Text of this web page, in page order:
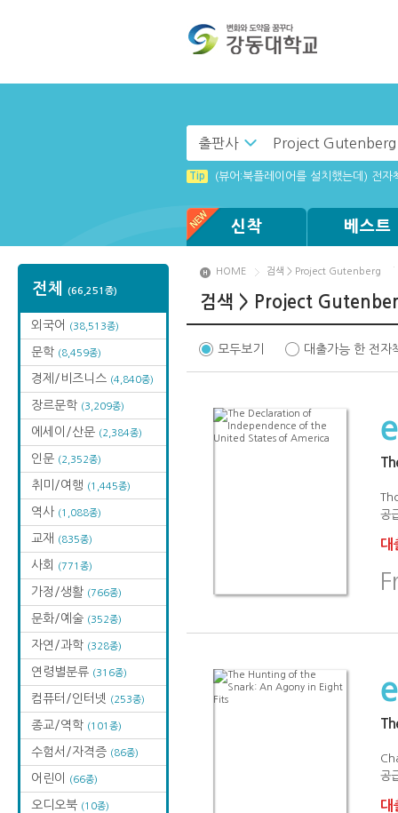
출판사
Tip (뷰어:북플레이어를 설치했는데) 전자
신착 베스트
전체 (66,251종)
외국어 (38,513종)
문학 (8,459종)
경제/비즈니스 (4,840종)
장르문학 (3,209종)
에세이/산문 (2,384종)
인문 (2,352종)
취미/여행 (1,445종)
역사 (1,088종)
교재 (835종)
사회 (771종)
가정/생활 (766종)
문화/예술 (352종)
자연/과학 (328종)
연령별분류 (316종)
컴퓨터/인터넷 (253종)
종교/역학 (101종)
수험서/자격증 (86종)
어린이 (66종)
오디오북 (10종)
HOME 검색 > Project Gutenberg
검색 > Project
모두보기 대출가능 한 전자
공
대
공
대